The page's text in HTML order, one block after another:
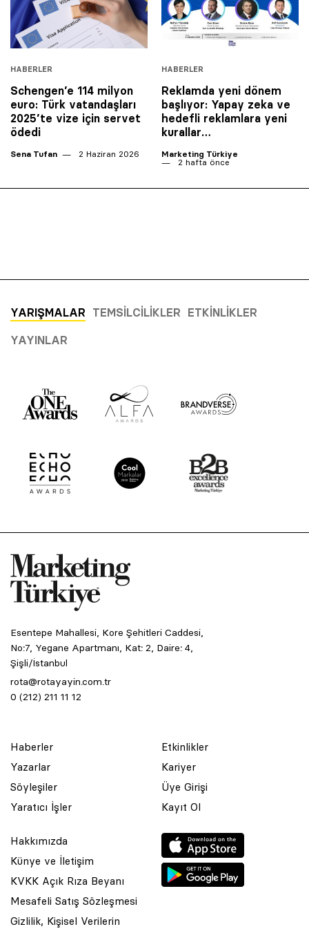
HABERLER
Schengen’e 114 milyon
euro: Türk vatandaşları
2025’te vize için servet
ödedi
Sena Tufan 2 Haziran 2026
HABERLER
Reklamda yeni dönem
başlıyor: Yapay zeka ve
hedefli reklamlara yeni
kurallar…
Marketing Türkiye
2 hafta önce
YARIŞMALAR TEMSILCILIKLER ETKINLIKLER
YAYINLAR
Esentepe Mahallesi, Kore Şehitleri Caddesi,
No:7, Yegane Apartmanı, Kat: 2, Daire: 4,
Şişli/İstanbul
rota@rotayayin.com.tr
0 (212) 211 11 12
Haberler
Yazarlar
Söyleşiler
Yaratıcı İşler
Etkinlikler
Kariyer
Üye Girişi
Kayıt Ol
Hakkımızda
Künye ve İletişim
KVKK Açık Rıza Beyanı
Mesafeli Satış Sözleşmesi
Gizlilik, Kişisel Verilerin